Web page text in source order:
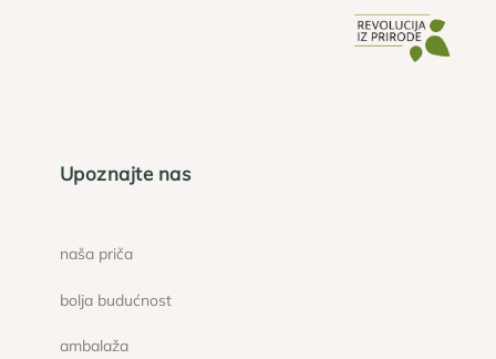
Upoznajte nas
naša priča
bolja budućnost
ambalaža